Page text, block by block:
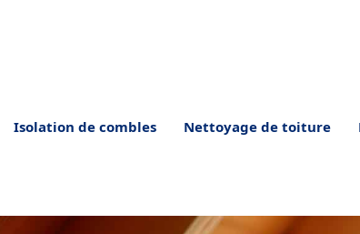
Isolation de combles Nettoyage de toiture